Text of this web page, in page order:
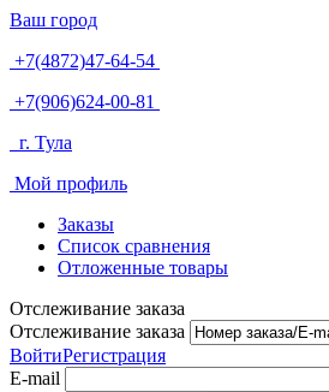
Ваш город
+7(4872)47-64-54
+7(906)624-00-81
г. Тула
Мой профиль
Заказы
Список сравнения
Отложенные товары
Отслеживание заказа
Отслеживание заказа
ВойтиРегистрация
E-mail